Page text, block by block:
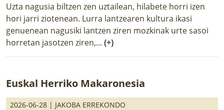
Uzta nagusia biltzen zen uztailean, hilabete horri izen
hori jarri ziotenean. Lurra lantzearen kultura ikasi
genuenean nagusiki lantzen ziren mozkinak urte sasoi
horretan jasotzen ziren,... (+)
Euskal Herriko Makaronesia
2026-06-28 | JAKOBA ERREKONDO